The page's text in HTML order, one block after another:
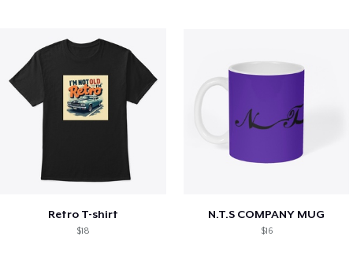
Retro T-shirt
$18
N.T.S COMPANY MUG
$16